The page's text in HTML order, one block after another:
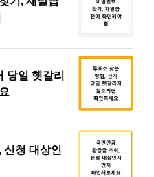
당일 헷갈리
신청 대상인